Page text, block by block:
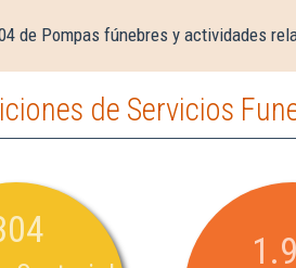
de Pompas fúnebres y actividades
de Servicios